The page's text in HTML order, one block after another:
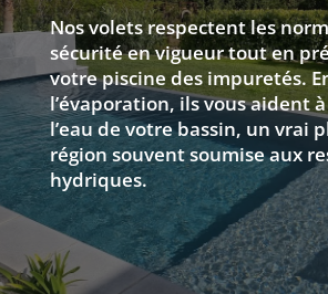
Nos volets respectent les
sécurité en vigueur tout en
votre piscine des impuretés.
l’évaporation, ils vous aident
l’eau de votre bassin, un vrai
région souvent soumise aux
hydriques.